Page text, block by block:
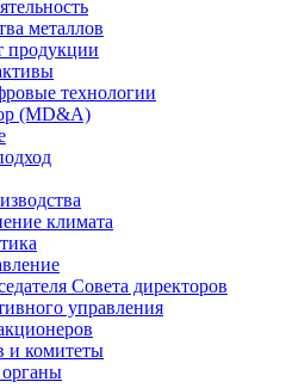
металлов
продукции
технологии
(MD&A)
климата
Совета директоров
управления
и комитеты